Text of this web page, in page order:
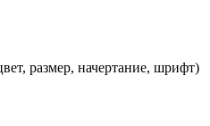
размер, начертание, шрифт)